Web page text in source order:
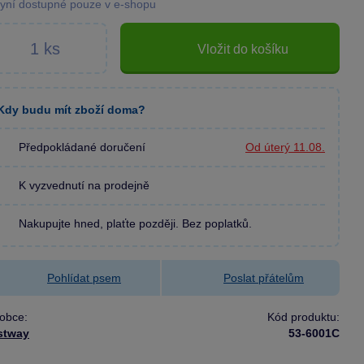
dostupné pouze v e-shopu
Vložit do košíku
budu mít zboží doma?
Předpokládané doručení Od úterý 11.08.
K vyzvednutí na prodejně
Nakupujte hned, plaťte později. Bez poplatků.
Pohlídat psem Poslat přátelům
Kód produktu:
53-6001C